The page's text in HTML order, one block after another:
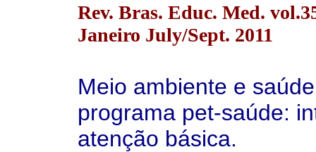
Rev. Bras. Educ. Med.
Janeiro July/Sept. 2011
Meio ambiente e
programa pet-saúde:
atenção básica.